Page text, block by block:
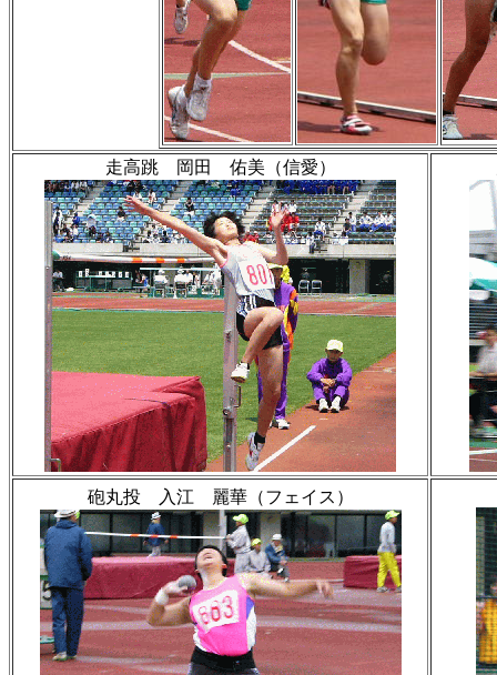
走高跳 岡田 佑美（信愛）
砲丸投 入江 麗華（フェイス）